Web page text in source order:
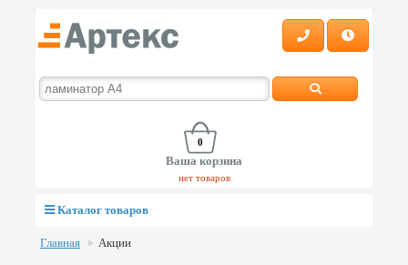
0
Ваша корзина
нет товаров
Каталог товаров
Главная Акции